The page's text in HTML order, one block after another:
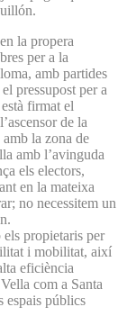
la propera
per a la
amb partides
pressupost per a
firmat el
de la
la zona de
amb l’avinguda
els electors,
en la mateixa
no necessitem un
propietaris per
i mobilitat, així
eficiència
com a Santa
espais públics